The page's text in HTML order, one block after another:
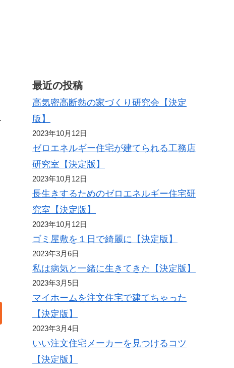
最近の投稿
高気密高断熱の家づくり研究会【決定
版】
2023年10月12日
ゼロエネルギー住宅が建てられる工務店
研究室【決定版】
2023年10月12日
長生きするためのゼロエネルギー住宅研
究室【決定版】
2023年10月12日
ゴミ屋敷を１日で綺麗に【決定版】
2023年3月6日
私は病気と一緒に生きてきた【決定版】
2023年3月5日
マイホームを注文住宅で建てちゃった
【決定版】
2023年3月4日
いい注文住宅メーカーを見つけるコツ
【決定版】